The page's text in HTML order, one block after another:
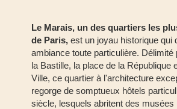
Le Marais, un des quartiers les
de Paris, est un joyau historique qui
ambiance toute particulière. Délimité
la Bastille, la place de la République
Ville, ce quartier à l'architecture
regorge de somptueux hôtels
siècle, lesquels abritent des